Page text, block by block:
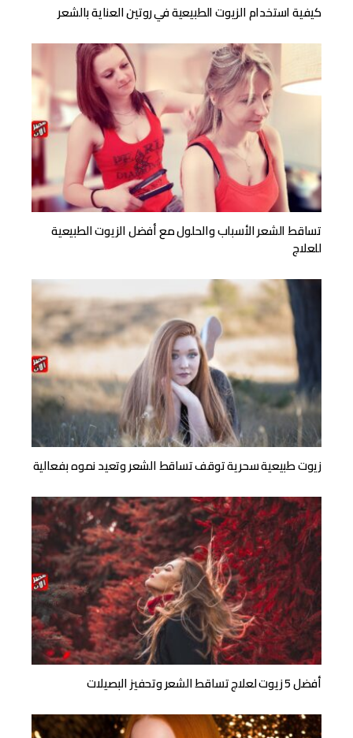
كيفية استخدام الزيوت الطبيعية في روتين العناية بالشعر
تساقط الشعر الأسباب والحلول مع أفضل الزيوت الطبيعية
للعلاج
زيوت طبيعية سحرية توقف تساقط الشعر وتعيد نموه بفعالية
أفضل 5 زيوت لعلاج تساقط الشعر وتحفيز البصيلات